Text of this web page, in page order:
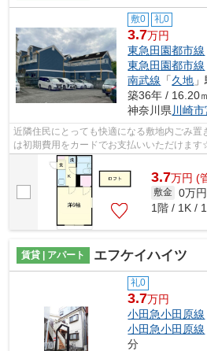
敷0 礼0
3.7万円
東急田園都市線
東急田園都市線
南武線 「久地
築36年 / 16.20
神奈川県川崎
近隣住民にとっても快適になる敷地内ごみ
は初期費用をカードでお支払いいただけま
☆2駅利用可能で利便性の高い物件です☆ケ...
3.7万円 (
敷金 0万円
1階 / 1K /
賃貸 | アパート エフケイハイツ
礼0
3.7万円
小田急小田原線
小田急小田原線
分